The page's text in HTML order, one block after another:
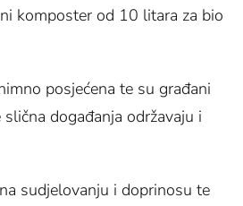
komposter od 10 litara za bio
posjećena te su građani
događanja održavaju i
sudjelovanju i doprinosu te